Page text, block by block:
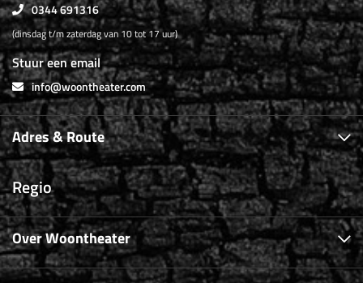
0344 691316
(dinsdag t/m zaterdag van 10 tot 17 uur)
Stuur een email
info@woontheater.com
Adres & Route
Regio
Over Woontheater